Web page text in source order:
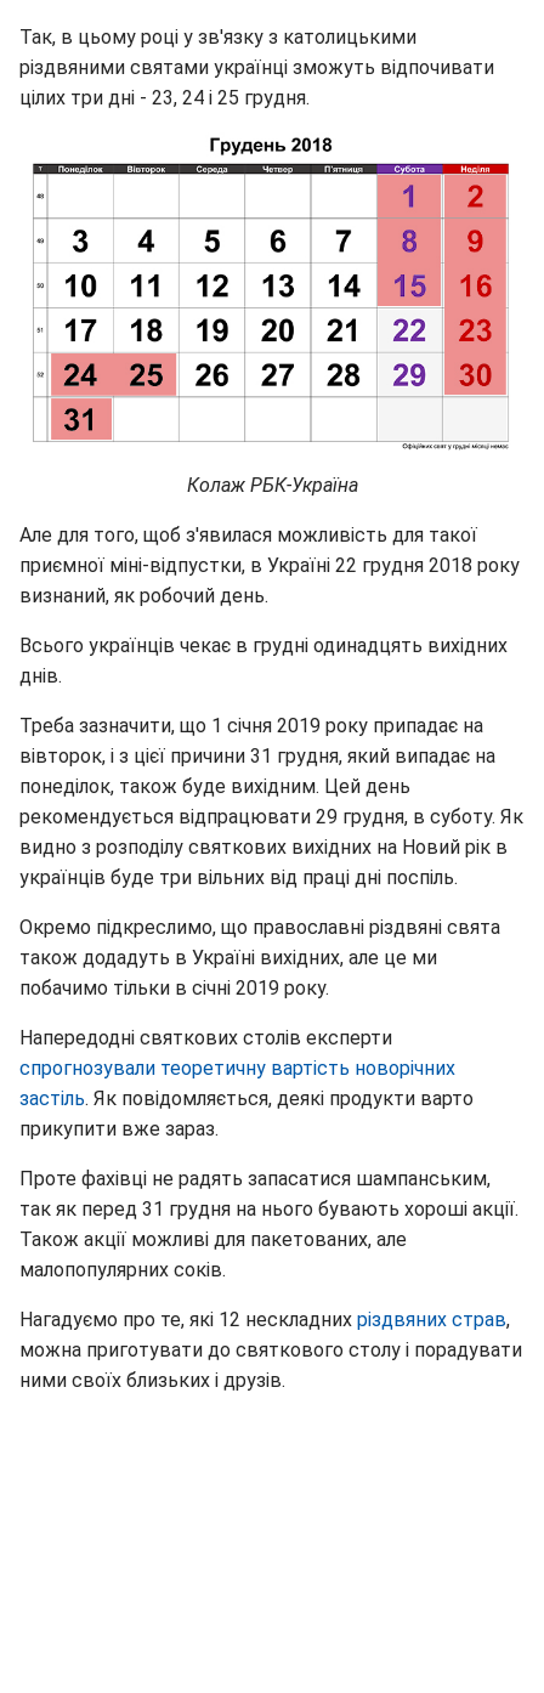
Так, в цьому році у зв'язку з католицькими
різдвяними святами українці зможуть відпочивати
цілих три дні - 23, 24 і 25 грудня.
Колаж РБК-Україна
Але для того, щоб з'явилася можливість для такої
приємної міні-відпустки, в Україні 22 грудня 2018 року
визнаний, як робочий день.
Всього українців чекає в грудні одинадцять вихідних
днів.
Треба зазначити, що 1 січня 2019 року припадає на
вівторок, і з цієї причини 31 грудня, який випадає на
понеділок, також буде вихідним. Цей день
рекомендується відпрацювати 29 грудня, в суботу. Як
видно з розподілу святкових вихідних на Новий рік в
українців буде три вільних від праці дні поспіль.
Окремо підкреслимо, що православні різдвяні свята
також додадуть в Україні вихідних, але це ми
побачимо тільки в січні 2019 року.
Напередодні святкових столів експерти
спрогнозували теоретичну вартість новорічних
застіль. Як повідомляється, деякі продукти варто
прикупити вже зараз.
Проте фахівці не радять запасатися шампанським,
так як перед 31 грудня на нього бувають хороші акції.
Також акції можливі для пакетованих, але
малопопулярних соків.
Нагадуємо про те, які 12 нескладних різдвяних страв,
можна приготувати до святкового столу і порадувати
ними своїх близьких і друзів.